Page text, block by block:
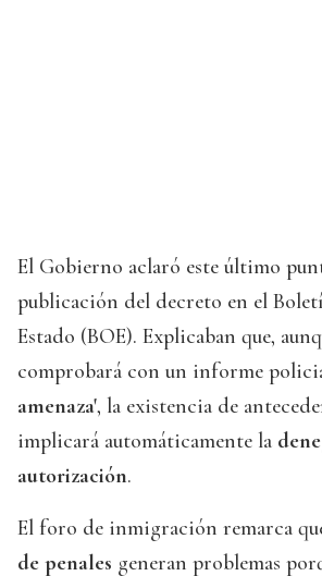
El Gobierno aclaró este último
publicación del decreto en el
Estado (BOE). Explicaban que,
comprobará con un informe
amenaza', la existencia de
implicará automáticamente la
autorización.
El foro de inmigración remarca
de penales generan problemas